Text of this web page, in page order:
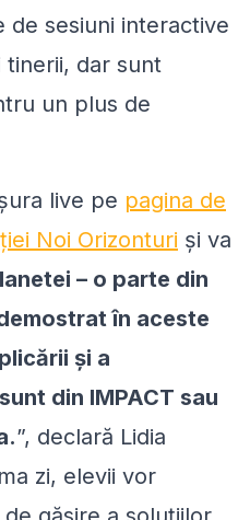
de sesiuni interactive
dar sunt
un plus de
live pe pagina de
Noi Orizonturi și va
– o parte din
în aceste
și a
din IMPACT sau
”, declară Lidia
zi, elevii vor